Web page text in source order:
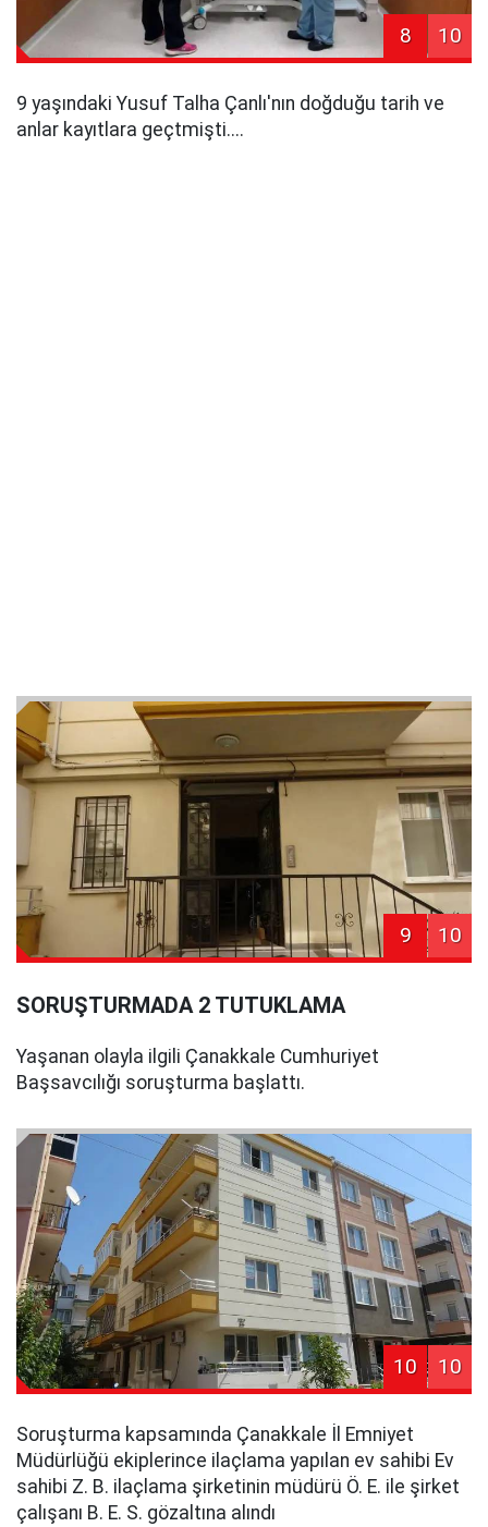
8 10
9 yaşındaki Yusuf Talha Çanlı'nın doğduğu tarih ve
anlar kayıtlara geçtmişti....
9 10
SORUŞTURMADA 2 TUTUKLAMA
Yaşanan olayla ilgili Çanakkale Cumhuriyet
Başsavcılığı soruşturma başlattı.
10 10
Soruşturma kapsamında Çanakkale İl Emniyet
Müdürlüğü ekiplerince ilaçlama yapılan ev sahibi Ev
sahibi Z. B. ilaçlama şirketinin müdürü Ö. E. ile şirket
çalışanı B. E. S. gözaltına alındı